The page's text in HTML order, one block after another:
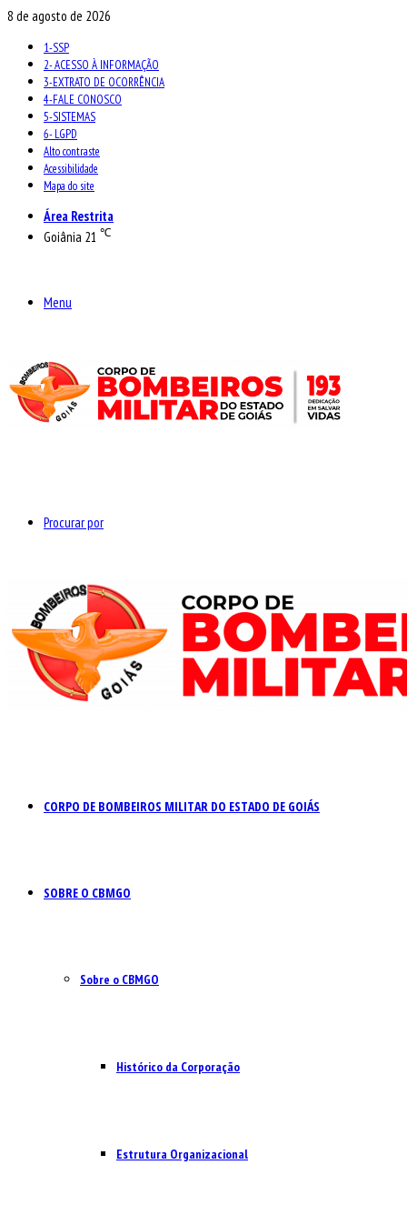
8 de agosto de 2026
1-SSP
2- ACESSO À INFORMAÇÃO
3-EXTRATO DE OCORRÊNCIA
4-FALE CONOSCO
5-SISTEMAS
6- LGPD
Alto contraste
Acessibilidade
Mapa do site
Área Restrita
Goiânia 21 ℃
Menu
Procurar por
CORPO DE BOMBEIROS MILITAR DO ESTADO DE GOIÁS
SOBRE O CBMGO
Sobre o CBMGO
Histórico da Corporação
Estrutura Organizacional